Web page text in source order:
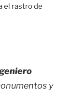
el rastro de
y